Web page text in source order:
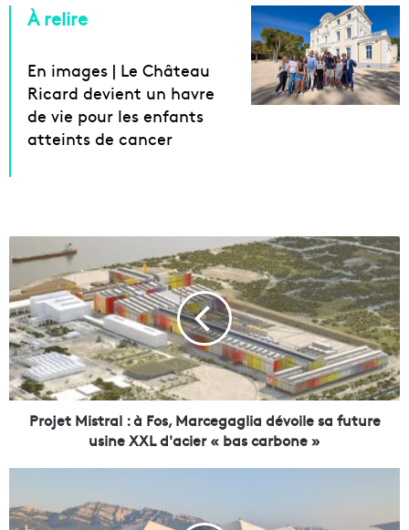
À relire
En images | Le Château
Ricard devient un havre
de vie pour les enfants
atteints de cancer
r
o
j
e
t
M
i
s
à
Projet Mistral : à Fos, Marcegaglia dévoile sa future
usine XXL d'acier « bas carbone »
d